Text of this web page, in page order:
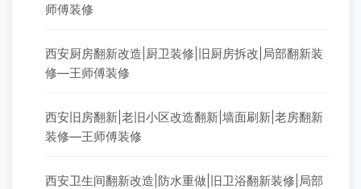
师傅装修
西安厨房翻新改造|厨卫装修|旧厨房拆改|局部翻新装
修—王师傅装修
西安旧房翻新|老旧小区改造翻新|墙面刷新|老房翻新
装修—王师傅装修
西安卫生间翻新改造|防水重做|旧卫浴翻新装修|局部